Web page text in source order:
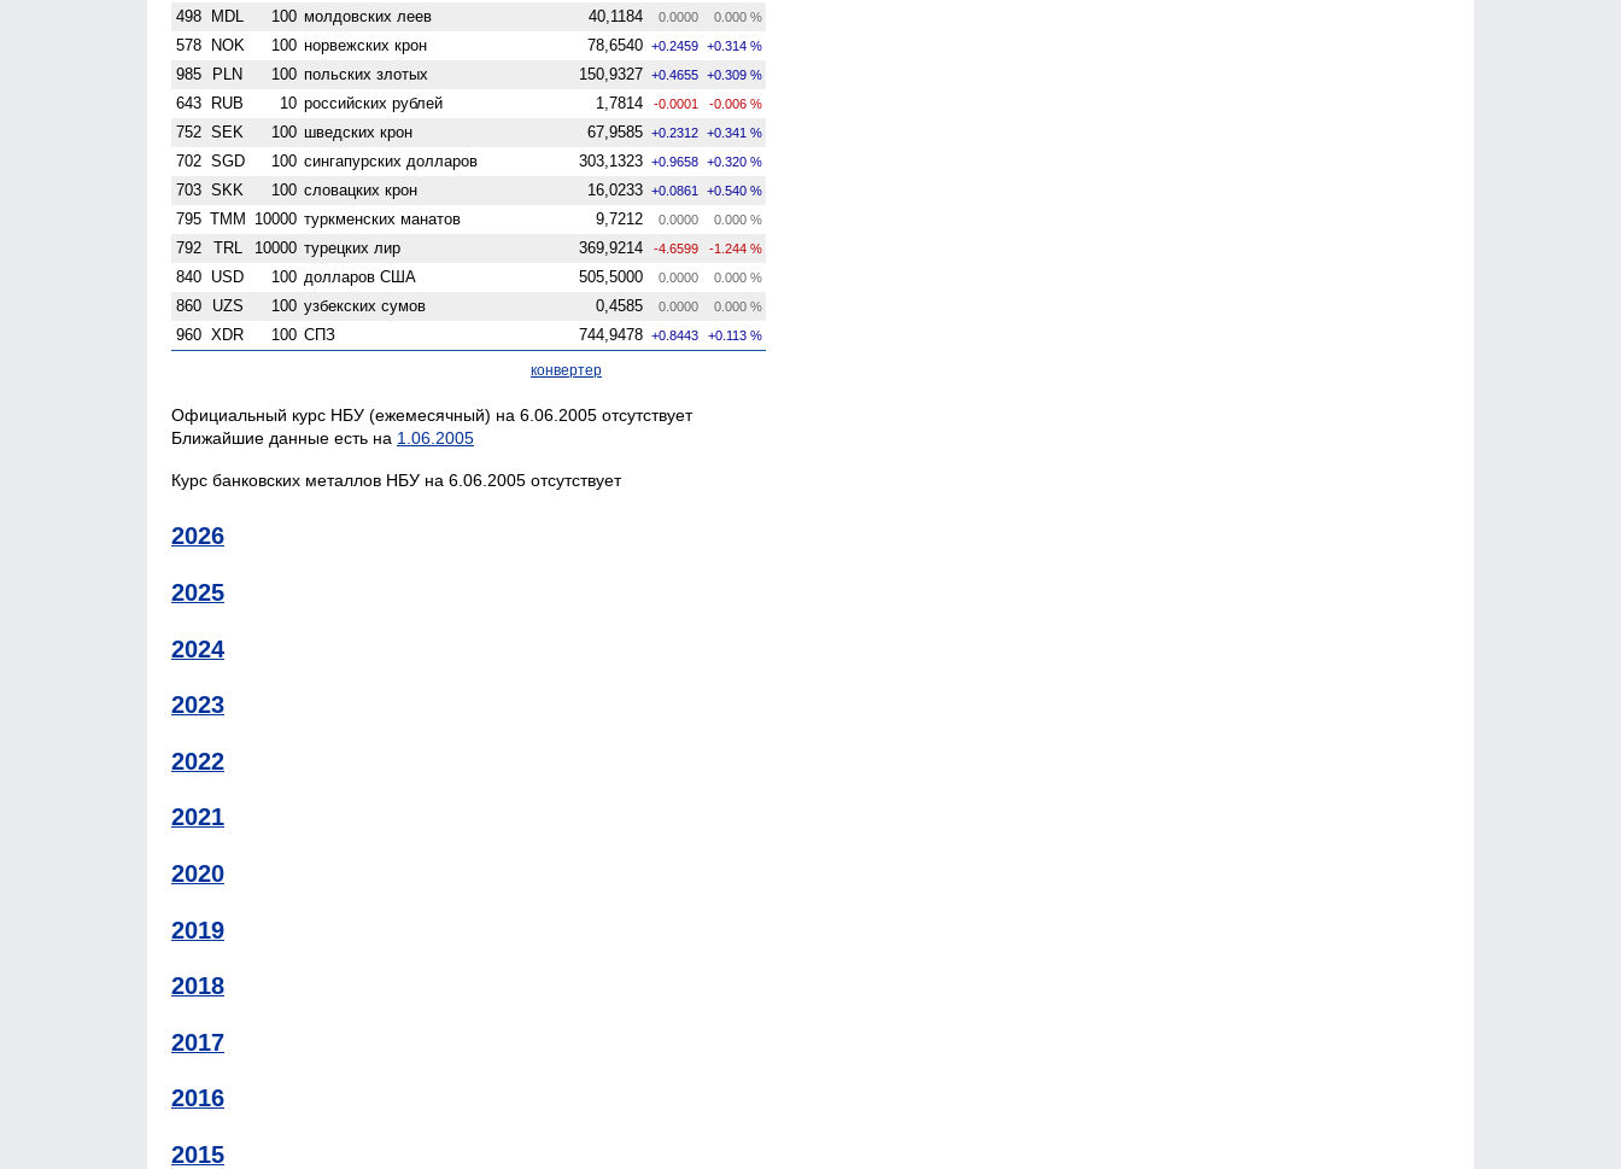
498 MDL 100 молдовских леев 40,1184 0.0000 0.000 %
578 NOK 100 норвежских крон 78,6540 +0.2459 +0.314 %
985 PLN 100 польских злотых 150,9327 +0.4655 +0.309 %
643 RUB 10 российских рублей 1,7814 -0.0001 -0.006 %
752 SEK 100 шведских крон 67,9585 +0.2312 +0.341 %
702 SGD 100 сингапурских долларов 303,1323 +0.9658 +0.320 %
703 SKK 100 словацких крон 16,0233 +0.0861 +0.540 %
795 TMM 10000 туркменских манатов 9,7212 0.0000 0.000 %
792 TRL 10000 турецких лир 369,9214 -4.6599 -1.244 %
840 USD 100 долларов США 505,5000 0.0000 0.000 %
860 UZS 100 узбекских сумов 0,4585 0.0000 0.000 %
960 XDR 100 СПЗ 744,9478 +0.8443 +0.113 %
конвертер
Официальный курс НБУ (ежемесячный) на 6.06.2005 отсутствует
Ближайшие данные есть на 1.06.2005
Курс банковских металлов НБУ на 6.06.2005 отсутствует
2026
2025
2024
2023
2022
2021
2020
2019
2018
2017
2016
2015